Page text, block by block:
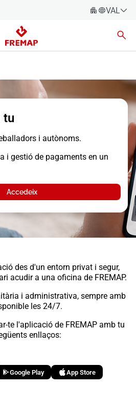
Gallec
Valencià
English
tu
i autònoms.
i gestió de pagaments en un
Accedeix
des d'un entorn privat i segur,
acudir a una oficina de FREMAP.
i administrativa, sempre amb
les 24/7.
te l'aplicació de FREMAP amb tu
enllaços:
Google Play App Store